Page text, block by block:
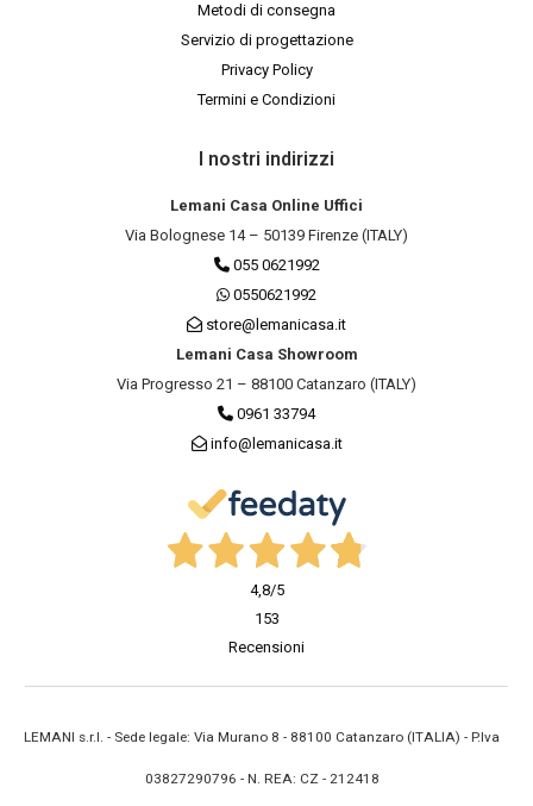
Metodi di consegna
Servizio di progettazione
Privacy Policy
Termini e Condizioni
I nostri indirizzi
Lemani Casa Online Uffici
Via Bolognese 14 – 50139 Firenze (ITALY)
055 0621992
0550621992
store@lemanicasa.it
Lemani Casa Showroom
Via Progresso 21 – 88100 Catanzaro (ITALY)
0961 33794
info@lemanicasa.it
4,8/5
153
Recensioni
LEMANI s.r.l. - Sede legale: Via Murano 8 - 88100 Catanzaro (ITALIA) - P.Iva
03827290796 - N. REA: CZ - 212418